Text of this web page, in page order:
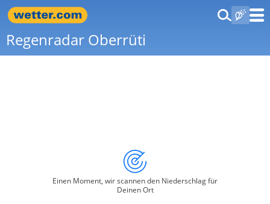
Regenradar Oberrüti
Einen Moment, wir scannen den Niederschlag für
Deinen Ort